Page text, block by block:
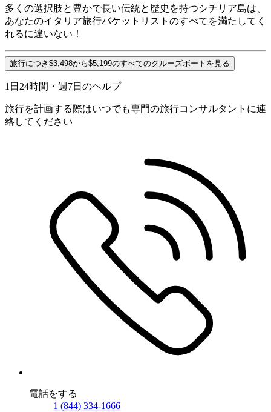
多くの選択肢と豊かで長い伝統と歴史を持つシチリア島は、
あなたのイタリア旅行バケットリストのすべてを満たしてく
れるに違いない！
旅行につき$3,498から$5,199のすべてのクルーズボートを見る
1日24時間・週7日のヘルプ
旅行を計画する際はいつでも専門の旅行コンサルタントに連
絡してください
電話をする
1 (844) 334-1666